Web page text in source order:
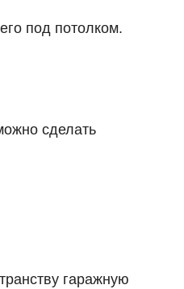
под потолком.
сделать
гаражную